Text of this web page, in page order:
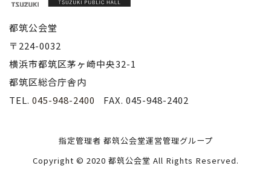
都筑公会堂
〒224-0032
横浜市都筑区茅ヶ崎中央32-1
都筑区総合庁舎内
TEL. 045-948-2400 FAX. 045-948-2402
指定管理者 都筑公会堂運営管理グループ
Copyright © 2020 都筑公会堂 All Rights Reserved.